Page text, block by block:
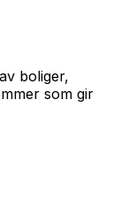
boliger,
som gir